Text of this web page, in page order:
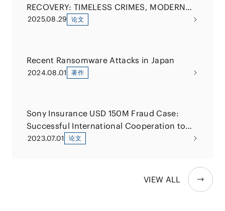
RECOVERY: TIMELESS CRIMES, MODERN
APPROACHES
2025.08.29 论文
Recent Ransomware Attacks in Japan
2024.08.01 著作
Sony Insurance USD 150M Fraud Case:
Successful International Cooperation to
Seize Embezzled Funds Converted to
2023.07.01 论文
VIEW ALL